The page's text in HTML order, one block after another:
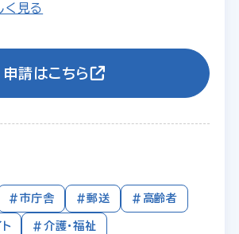
く見る
申請はこちら
#市庁舎 #郵送 #高齢者
#介護・福祉